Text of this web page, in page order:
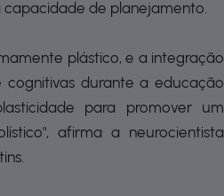
de planejamento.
plástico, e a integração
cognitivas durante a educação
para promover um
afirma a neurocientista